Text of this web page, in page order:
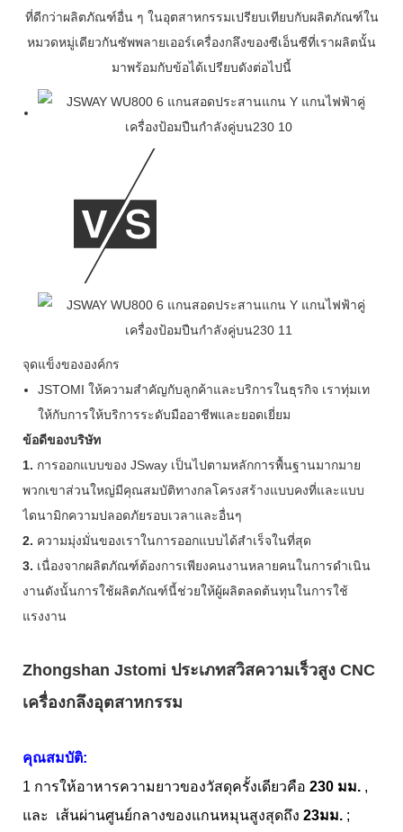
ที่ดีกว่าผลิตภัณฑ์อื่น ๆ ในอุตสาหกรรมเปรียบเทียบกับผลิตภัณฑ์ใน
หมวดหมู่เดียวกันซัพพลายเออร์เครื่องกลึงของซีเอ็นซีที่เราผลิตนั้น
มาพร้อมกับข้อได้เปรียบดังต่อไปนี้
จุดแข็งขององค์กร
JSTOMI ให้ความสำคัญกับลูกค้าและบริการในธุรกิจ เราทุ่มเท
ให้กับการให้บริการระดับมืออาชีพและยอดเยี่ยม
ข้อดีของบริษัท
1. การออกแบบของ JSway เป็นไปตามหลักการพื้นฐานมากมาย
พวกเขาส่วนใหญ่มีคุณสมบัติทางกลโครงสร้างแบบคงที่และแบบ
ไดนามิกความปลอดภัยรอบเวลาและอื่นๆ
2. ความมุ่งมั่นของเราในการออกแบบได้สำเร็จในที่สุด
3. เนื่องจากผลิตภัณฑ์ต้องการเพียงคนงานหลายคนในการดำเนิน
งานดังนั้นการใช้ผลิตภัณฑ์นี้ช่วยให้ผู้ผลิตลดต้นทุนในการใช้
แรงงาน
Zhongshan Jstomi ประเภทสวิสความเร็วสูง CNC
เครื่องกลึงอุตสาหกรรม
คุณสมบัติ:
1 การให้อาหารความยาวของวัสดุครั้งเดียวคือ 230 มม. ,
และ เส้นผ่านศูนย์กลางของแกนหมุนสูงสุดถึง 23มม. ;